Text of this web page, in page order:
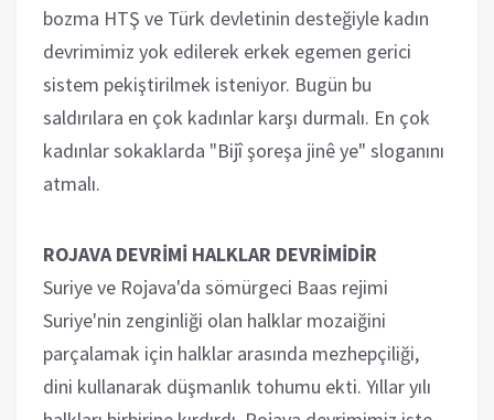
bozma HTŞ ve Türk devletinin desteğiyle kadın
devrimimiz yok edilerek erkek egemen gerici
sistem pekiştirilmek isteniyor. Bugün bu
saldırılara en çok kadınlar karşı durmalı. En çok
kadınlar sokaklarda "Bijî şoreşa jinê ye" sloganını
atmalı.
ROJAVA DEVRİMİ HALKLAR DEVRİMİDİR
Suriye ve Rojava'da sömürgeci Baas rejimi
Suriye'nin zenginliği olan halklar mozaiğini
parçalamak için halklar arasında mezhepçiliği,
dini kullanarak düşmanlık tohumu ekti. Yıllar yılı